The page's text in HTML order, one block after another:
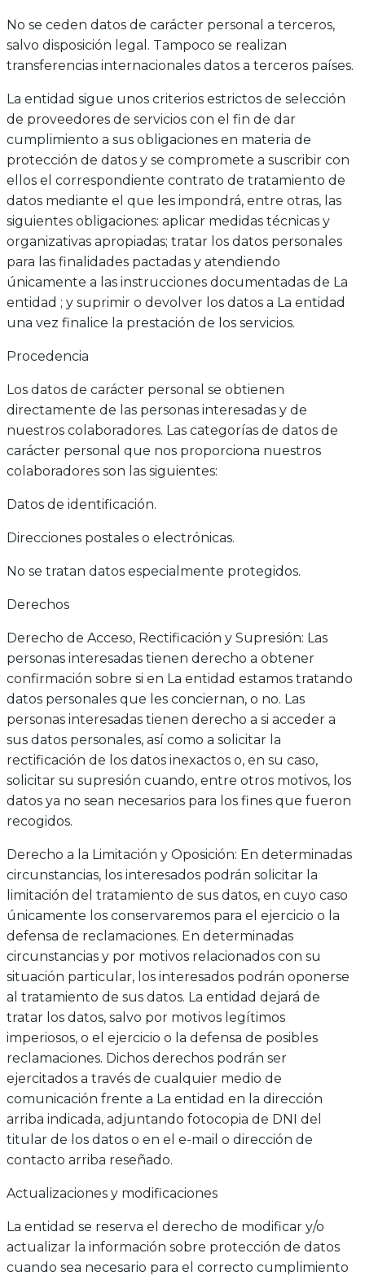
No se ceden datos de carácter personal a terceros,
salvo disposición legal. Tampoco se realizan
transferencias internacionales datos a terceros países.
La entidad sigue unos criterios estrictos de selección
de proveedores de servicios con el fin de dar
cumplimiento a sus obligaciones en materia de
protección de datos y se compromete a suscribir con
ellos el correspondiente contrato de tratamiento de
datos mediante el que les impondrá, entre otras, las
siguientes obligaciones: aplicar medidas técnicas y
organizativas apropiadas; tratar los datos personales
para las finalidades pactadas y atendiendo
únicamente a las instrucciones documentadas de La
entidad ; y suprimir o devolver los datos a La entidad
una vez finalice la prestación de los servicios.
Procedencia
Los datos de carácter personal se obtienen
directamente de las personas interesadas y de
nuestros colaboradores. Las categorías de datos de
carácter personal que nos proporciona nuestros
colaboradores son las siguientes:
Datos de identificación.
Direcciones postales o electrónicas.
No se tratan datos especialmente protegidos.
Derechos
Derecho de Acceso, Rectificación y Supresión: Las
personas interesadas tienen derecho a obtener
confirmación sobre si en La entidad estamos tratando
datos personales que les conciernan, o no. Las
personas interesadas tienen derecho a si acceder a
sus datos personales, así como a solicitar la
rectificación de los datos inexactos o, en su caso,
solicitar su supresión cuando, entre otros motivos, los
datos ya no sean necesarios para los fines que fueron
recogidos.
Derecho a la Limitación y Oposición: En determinadas
circunstancias, los interesados podrán solicitar la
limitación del tratamiento de sus datos, en cuyo caso
únicamente los conservaremos para el ejercicio o la
defensa de reclamaciones. En determinadas
circunstancias y por motivos relacionados con su
situación particular, los interesados podrán oponerse
al tratamiento de sus datos. La entidad dejará de
tratar los datos, salvo por motivos legítimos
imperiosos, o el ejercicio o la defensa de posibles
reclamaciones. Dichos derechos podrán ser
ejercitados a través de cualquier medio de
comunicación frente a La entidad en la dirección
arriba indicada, adjuntando fotocopia de DNI del
titular de los datos o en el e-mail o dirección de
contacto arriba reseñado.
Actualizaciones y modificaciones
La entidad se reserva el derecho de modificar y/o
actualizar la información sobre protección de datos
cuando sea necesario para el correcto cumplimiento